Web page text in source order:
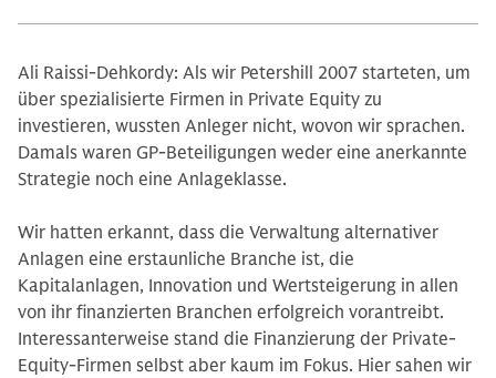
Ali Raissi-Dehkordy: Als wir Petershill 2007 starteten, um
über spezialisierte Firmen in Private Equity zu
investieren, wussten Anleger nicht, wovon wir sprachen.
Damals waren GP-Beteiligungen weder eine anerkannte
Strategie noch eine Anlageklasse.
Wir hatten erkannt, dass die Verwaltung alternativer
Anlagen eine erstaunliche Branche ist, die
Kapitalanlagen, Innovation und Wertsteigerung in allen
von ihr finanzierten Branchen erfolgreich vorantreibt.
Interessanterweise stand die Finanzierung der Private-
Equity-Firmen selbst aber kaum im Fokus. Hier sahen wir